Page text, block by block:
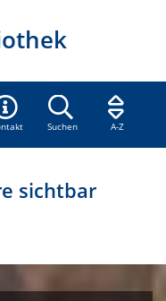
Suchen A-Z
sichtbar